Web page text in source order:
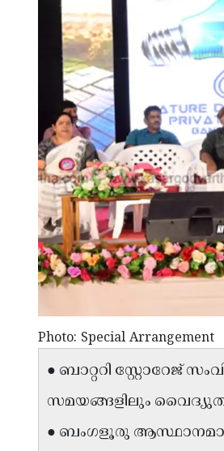
Photo: Special Arrangement
● ബാറ്ററി സ്റ്റോറേജ്
സമയങ്ങളിലും
● ബംഗളൂരു ആസ്ഥാനമായ